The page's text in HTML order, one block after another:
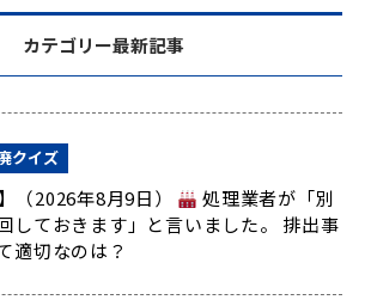
カテゴリー最新記事
クイズ
（2026年8月9日）
処理業者が「別
しておきます」と言いました。 排出事
適切なのは？